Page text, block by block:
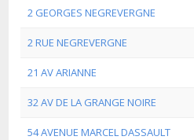
2 GEORGES NEGREVERGNE
2 RUE NEGREVERGNE
21 AV ARIANNE
32 AV DE LA GRANGE NOIRE
54 AVENUE MARCEL DASSAULT